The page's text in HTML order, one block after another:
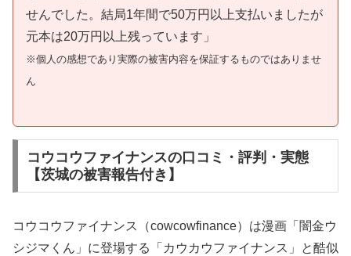
せんでした。結局1年間で50万円以上支払いましたが
元本は20万円以上残っています」
※個人の感想であり実際の被害内容を保証するものではありませ
ん
コウコウファイナンスの口コミ・評判・実態
【茨城の被害報告付き】
コウコウファイナンス（cowcowfinance）は漫画「闇金ウ
シジマくん」に登場する「カウカウファイナンス」と酷似